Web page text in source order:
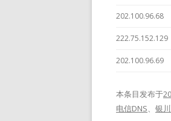
202.100.96.68
222.75.152.129
202.100.96.69
本条目发布于
电信DNS、 银